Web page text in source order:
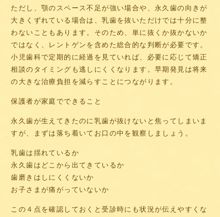
ただし、顎のスペース不足が強い場合や、永久歯の向きが
大きくずれている場合は、乳歯を抜いただけでは十分に整
わないこともあります。そのため、単に抜くか抜かないか
ではなく、レントゲンを含めた総合的な判断が必要です。
小児歯科で定期的に経過を見ていれば、必要に応じて矯正
相談のタイミングも逃しにくくなります。早期発見は将来
の大きな治療負担を減らすことにつながります。
保護者が家庭でできること
永久歯が生えてきたのに乳歯が抜けないと焦ってしまいま
すが、まずは落ち着いてお口の中を観察しましょう。
乳歯は揺れているか
永久歯はどこから出てきているか
歯磨きはしにくくないか
お子さまが痛がっていないか
この４点を確認しておくと受診時にも状況が伝えやすくな